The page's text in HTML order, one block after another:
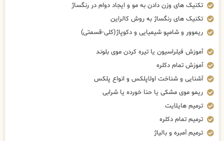
تکنیک های وزن دادن به مو و ایجاد دوام در رنگساژ
تکنیک های رنگساژ به روش کالراین
ریموور و شامپو شیمیایی و دکوپاژ(کلی-قسمتی)
آموزش فیلراسیون یا تیره کردن موی بلوند
آموزش تمام دکلره
آشنایی و شناخت اولاپلکس و انواع پلکس
ریمو موی مشکی یا حنا خورده یا شرابی
ترمیم هایلایت
ترمیم تمام دکلره
ترمیم آمبره و بالیاژ